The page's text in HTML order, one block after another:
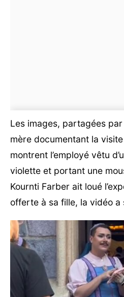
Les images, partagées
mère documentant la
montrent l’employé vêtu
violette et portant une
Kournti Farber ait loué
offerte à sa fille, la vidéo a